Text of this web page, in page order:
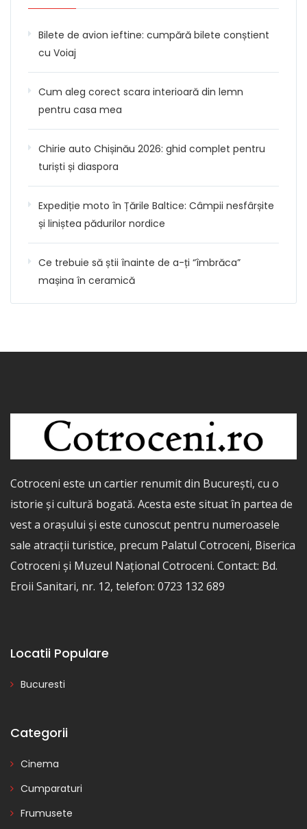
Bilete de avion ieftine: cumpără bilete conștient
cu Voiaj
Cum aleg corect scara interioară din lemn
pentru casa mea
Chirie auto Chișinău 2026: ghid complet pentru
turiști și diaspora
Expediție moto în Țările Baltice: Câmpii nesfârșite
și liniștea pădurilor nordice
Ce trebuie să știi înainte de a-ți “îmbrăca”
mașina în ceramică
Cotroceni este un cartier renumit din București, cu o
istorie și cultură bogată. Acesta este situat în partea de
vest a orașului și este cunoscut pentru numeroasele
sale atracții turistice, precum Palatul Cotroceni, Biserica
Cotroceni și Muzeul Național Cotroceni. Contact: Bd.
Eroii Sanitari, nr. 12, telefon: 0723 132 689
Locatii Populare
Bucuresti
Categorii
Cinema
Cumparaturi
Frumusete